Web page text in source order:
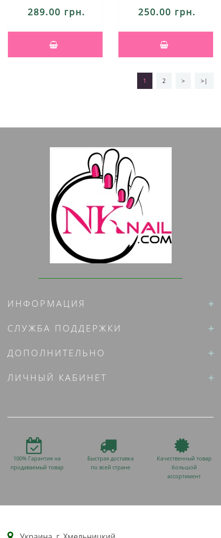
289.00 грн. 250.00 грн.
1 2 > >|
ИНФОРМАЦИЯ
СЛУЖБА ПОДДЕРЖКИ
ДОПОЛНИТЕЛЬНО
ЛИЧНЫЙ КАБИНЕТ
100% Гарантия на
продаваемый товар
Быстрая доставка
по всей стране
Качественный товар
большой
ассортимент